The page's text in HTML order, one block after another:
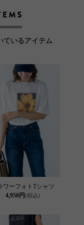
ているアイテム
ワーフォトTシャツ
4,950円(税込)